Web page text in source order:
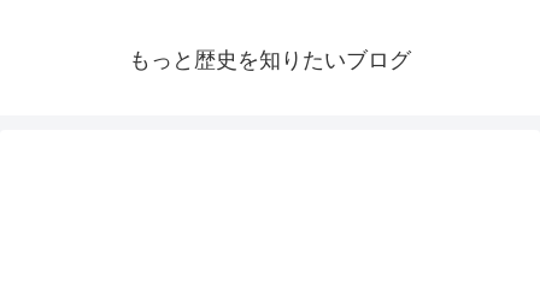
もっと歴史を知りたいブログ